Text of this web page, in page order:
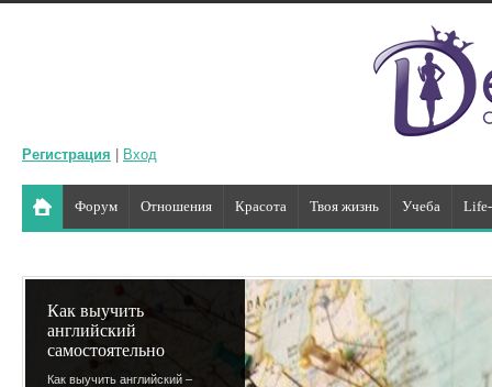
Регистрация Вход
Форум Отношения Красота Твоя жизнь Учеба
Как выучить
английский
самостоятельно
Как выучить английский –